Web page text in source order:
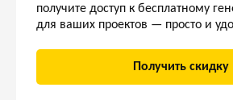
получите доступ к бесплатному
для ваших проектов — просто и
Получить скидку